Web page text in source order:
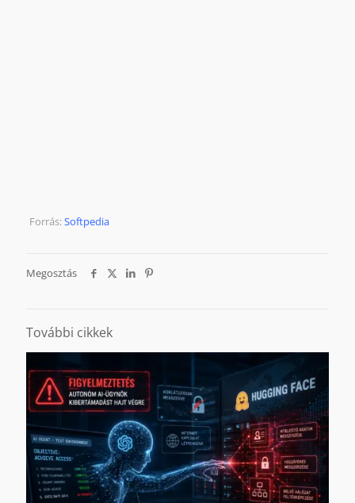
Forrás:Softpedia
Megosztás
További cikkek